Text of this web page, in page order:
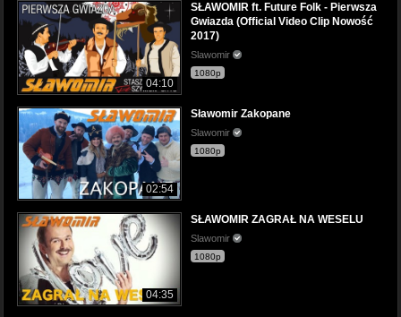
04:10
SŁAWOMIR ft. Future Folk - Pierwsza
Gwiazda (Official Video Clip Nowość
2017)
Slawomir
1080p
02:54
Sławomir Zakopane
Slawomir
1080p
04:35
SŁAWOMIR ZAGRAŁ NA WESELU
Slawomir
1080p